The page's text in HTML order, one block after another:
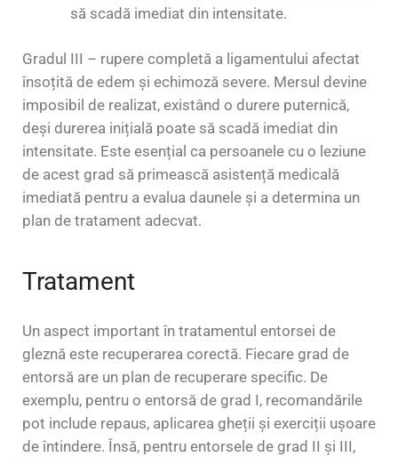
să scadă imediat din intensitate.
Gradul III – rupere completă a ligamentului afectat
însoțită de edem și echimoză severe. Mersul devine
imposibil de realizat, existând o durere puternică,
deși durerea inițială poate să scadă imediat din
intensitate. Este esențial ca persoanele cu o leziune
de acest grad să primească asistență medicală
imediată pentru a evalua daunele și a determina un
plan de tratament adecvat.
Tratament
Un aspect important în tratamentul entorsei de
gleznă este recuperarea corectă. Fiecare grad de
entorsă are un plan de recuperare specific. De
exemplu, pentru o entorsă de grad I, recomandările
pot include repaus, aplicarea gheții și exerciții ușoare
de întindere. Însă, pentru entorsele de grad II și III,